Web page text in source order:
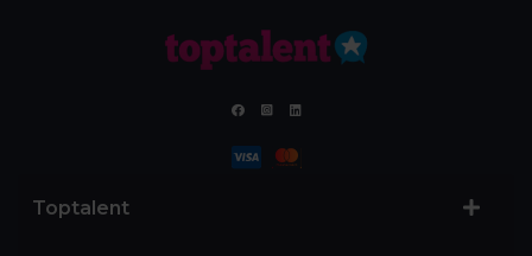
Toptalent